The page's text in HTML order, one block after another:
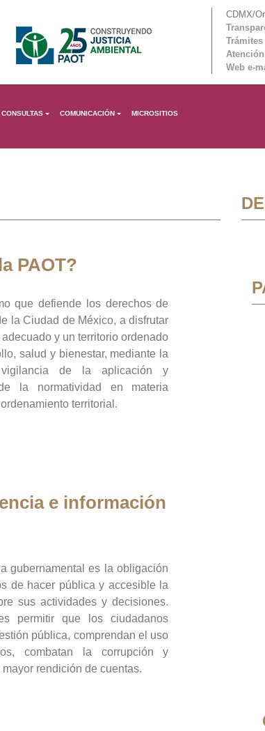
CDMX/
Web e-
CONSULTAS COMUNICACIÓN MICROSITIOS
PAOT?
que defiende los derechos de
la Ciudad de México, a disfrutar
y un territorio ordenado
salud y bienestar, mediante la
de la aplicación y
la normatividad en materia
territorial.
e información
gubernamental es la obligación
de hacer pública y accesible la
sus actividades y decisiones.
permitir que los ciudadanos
pública, comprendan el uso
combatan la corrupción y
rendición de cuentas.